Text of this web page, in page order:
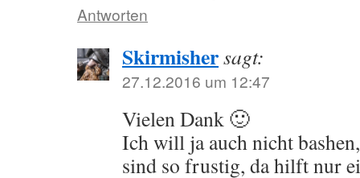
Antworten
Skirmishersagt:
27.12.2016 um 12:47
Vielen Dank 🙂
Ich will ja auch nicht
sind so frustig, da hilft nur